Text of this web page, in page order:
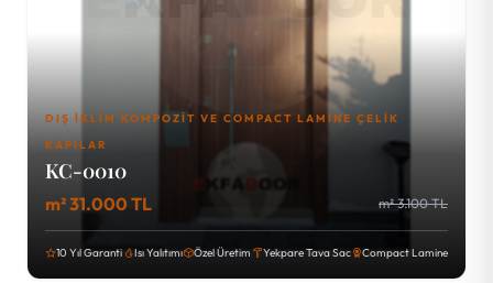
DIŞ İKLIM KOMPOZIT VE COMPACT LAMINE ÇELIK
KAPILAR
KC-0010
m² 31.000 TL m² 3.100 TL
10 Yıl Garanti Isı Yalıtımı Özel Üretim Yekpare Tava Sac Compact Lamine